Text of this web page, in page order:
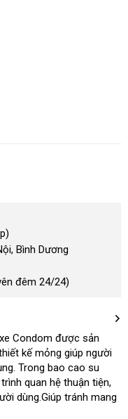
Bình Dương
đêm 24/24)
Condom quà
tặng
được sản
kế mỏng giúp người
bỏ
sỉ
. Trong bao cao su
nhất
quan hệ thuận tiệnbảo
,
dùng.Giúp tránh mang